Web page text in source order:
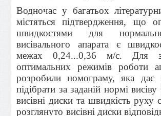
Водночас у багатьох
містяться підтвердження, що
швидкостями для
висівального апарата є
межах 0,24...0,36 м/с. Для
оптимальних режимів роботи
розробили номограму, яка дає
підібрати за заданій нормі
висівні диски та швидкість руху
розглянуто висівні диски